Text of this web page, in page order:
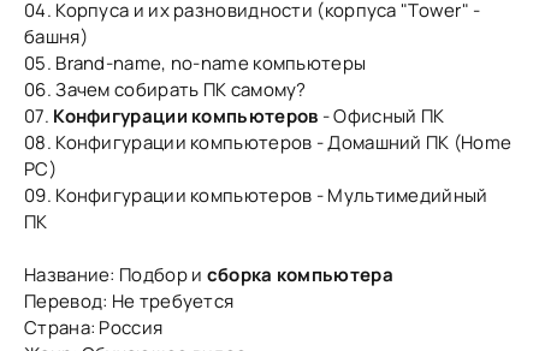
04. Корпуса и их разновидности (корпуса "Tower" -
башня)
05. Brand-name, no-name компьютеры
06. Зачем собирать ПК самому?
07. Конфигурации компьютеров - Офисный ПК
08. Конфигурации компьютеров - Домашний ПК (Home
PC)
09. Конфигурации компьютеров - Мультимедийный
ПК
Название: Подбор и сборка компьютера
Перевод: Не требуется
Страна: Россия